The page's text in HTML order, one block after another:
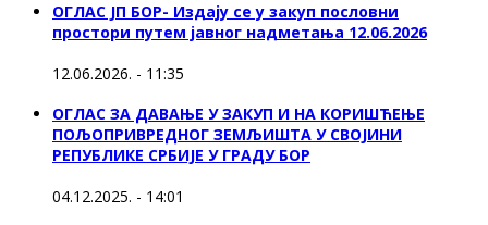
ОГЛАС ЈП БОР- Издају се у закуп пословни
простори путем јавног надметања 12.06.2026
12.06.2026. - 11:35
ОГЛАС ЗА ДАВАЊЕ У ЗАКУП И НА КОРИШЋЕЊЕ
ПОЉОПРИВРЕДНОГ ЗЕМЉИШТА У СВОЈИНИ
РЕПУБЛИКЕ СРБИЈЕ У ГРАДУ БОР
04.12.2025. - 14:01